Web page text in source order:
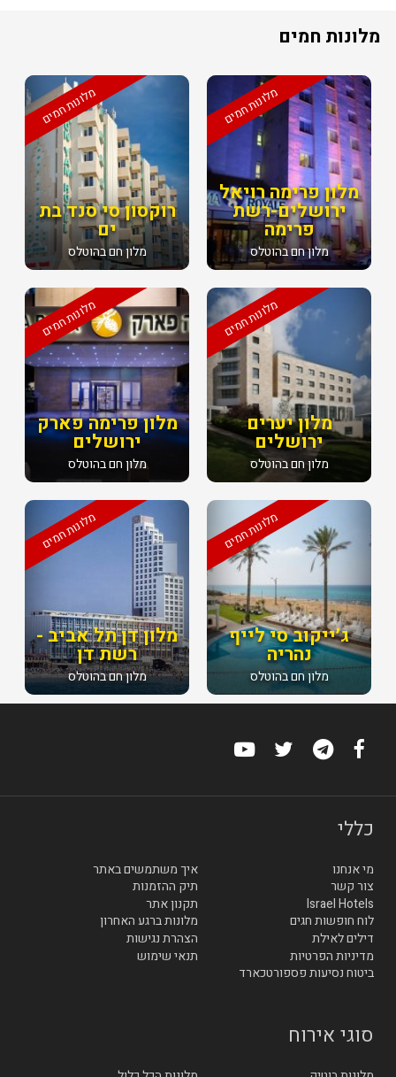
מלונות חמים
מלונות חמים
רוקסון סי סנד בת
ים
מלון חם בהוטלס
מלונות חמים
מלון פרימה רויאל
ירושלים-רשת
פרימה
מלון חם בהוטלס
מלונות חמים
מלון פרימה פארק
ירושלים
מלון חם בהוטלס
מלונות חמים
מלון יערים
ירושלים
מלון חם בהוטלס
מלונות חמים
מלון דן תל אביב -
רשת דן
מלון חם בהוטלס
מלונות חמים
ג׳ייקוב סי לייף
נהריה
מלון חם בהוטלס
כללי
מי אנחנו
איך משתמשים באתר
צור קשר
תיק ההזמנות
Israel Hotels
תקנון אתר
לוח חופשות חגים
מלונות ברגע האחרון
דילים לאילת
הצהרת נגישות
מדיניות הפרטיות
תנאי שימוש
ביטוח נסיעות פספורטכארד
סוגי אירוח